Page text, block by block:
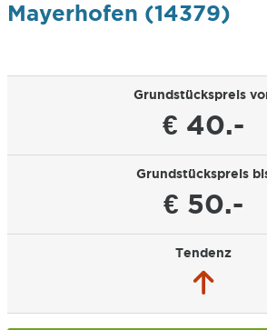
Mayerhofen (14379)
Grundstückspreis
€ 40.-
Grundstückspreis
€ 50.-
Tendenz